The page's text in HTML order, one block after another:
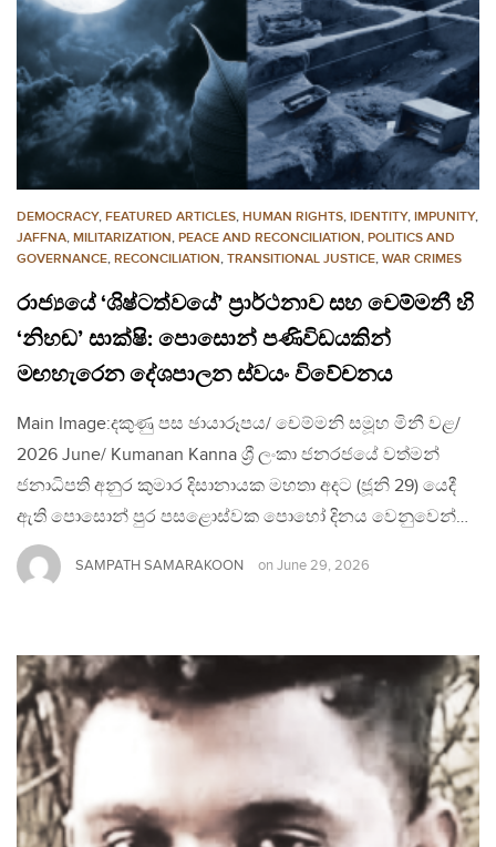
DEMOCRACY, FEATURED ARTICLES, HUMAN RIGHTS, IDENTITY, IMPUNITY,
JAFFNA, MILITARIZATION, PEACE AND RECONCILIATION, POLITICS AND
GOVERNANCE, RECONCILIATION, TRANSITIONAL JUSTICE, WAR CRIMES
රාජ්‍යයේ ‘ශිෂ්ටත්වයේ’ ප්‍රාර්ථනාව සහ චෙම්මනී හි
‘නිහඬ’ සාක්ෂි: පොසොන් පණිවිඩයකින්
මඟහැරෙන දේශපාලන ස්වයං විවේචනය
Main Image:දකුණු පස ඡායාරූපය/ චෙම්මනි සමූහ මිනී වළ/
2026 June/ Kumanan Kanna ශ්‍රී ලංකා ජනරජයේ වත්මන්
ජනාධිපති අනුර කුමාර දිසානායක මහතා අදට (ජූනි 29) යෙදී
ඇති පොසොන් පුර පසළොස්වක පොහෝ දිනය වෙනුවෙන්…
SAMPATH SAMARAKOON on June 29, 2026